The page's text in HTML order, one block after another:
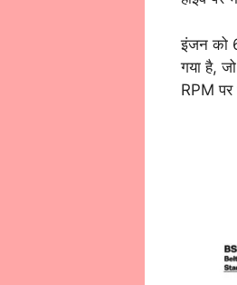
इंजन को
गया है,
RPM